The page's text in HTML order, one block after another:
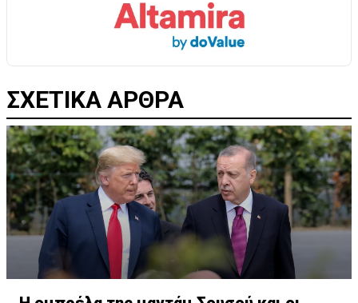
ΣΧΕΤΙΚΑ ΑΡΘΡΑ